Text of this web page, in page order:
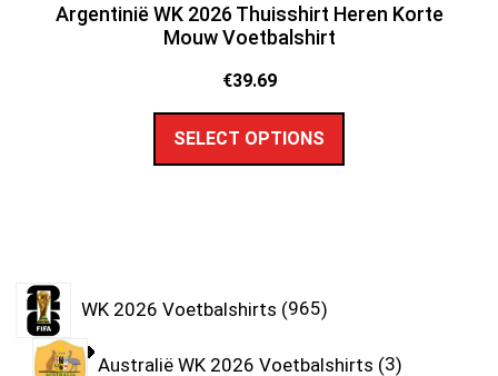
Argentinië WK 2026 Thuisshirt Heren Korte
Mouw Voetbalshirt
€39.69
SELECT OPTIONS
WK 2026 Voetbalshirts 965
Australië WK 2026 Voetbalshirts 3